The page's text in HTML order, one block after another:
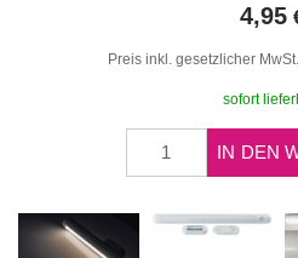
4,95
Preis inkl. gesetzlicher MwSt.
sofort
IN DEN